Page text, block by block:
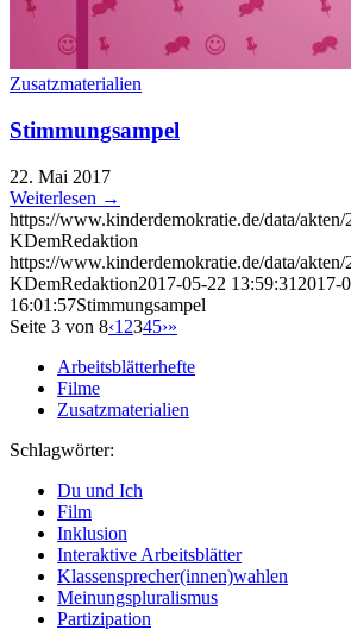
Zusatzmaterialien
Stimmungsampel
22. Mai 2017
Weiterlesen →
https://www.kinderdemokratie.de/data/
KDemRedaktion
https://www.kinderdemokratie.de/data/
KDemRedaktion2017-05-22 13:59:31 2017-
16:01:57Stimmungsampel
Seite 3 von 8‹1 2345›»
Arbeitsblätterhefte
Filme
Zusatzmaterialien
Schlagwörter:
Du und Ich
Film
Inklusion
Interaktive Arbeitsblätter
Klassensprecher(innen)wahlen
Meinungspluralismus
Partizipation